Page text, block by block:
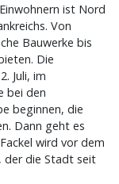
ist Nord
Von
Bauwerke bis
Die
Juli, im
bei den
beginnen, die
Dann geht es
wird vor dem
der die Stadt seit